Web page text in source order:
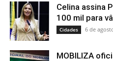
Celina assina
100 mil para
Cidades 6 de
MOBILIZA